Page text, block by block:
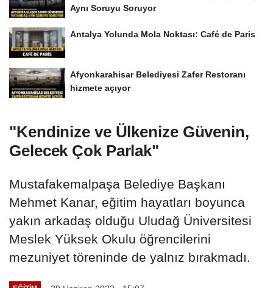
Aynı Soruyu Soruyor
Antalya Yolunda Mola Noktası: Café de Paris
Afyonkarahisar Belediyesi Zafer Restoranı
hizmete açıyor
"Kendinize ve Ülkenize Güvenin,
Gelecek Çok Parlak"
Mustafakemalpaşa Belediye Başkanı
Mehmet Kanar, eğitim hayatları boyunca
yakın arkadaş olduğu Uludağ Üniversitesi
Meslek Yüksek Okulu öğrencilerini
mezuniyet töreninde de yalnız bırakmadı.